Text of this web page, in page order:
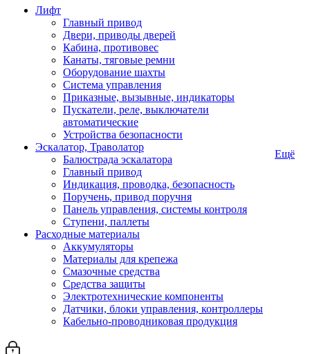
Лифт
Главный привод
Двери, приводы дверей
Кабина, противовес
Канаты, тяговые ремни
Оборудование шахты
Система управления
Приказные, вызывные, индикаторы
Пускатели, реле, выключатели
автоматические
Устройства безопасности
Эскалатор, Траволатор
Балюстрада эскалатора
Главный привод
Индикация, проводка, безопасность
Поручень, привод поручня
Панель управления, системы контроля
Ступени, паллеты
Расходные материалы
Аккумуляторы
Материалы для крепежа
Смазочные средства
Средства защиты
Электротехнические компоненты
Датчики, блоки управления, контроллеры
Кабельно-проводниковая продукция
Ещё